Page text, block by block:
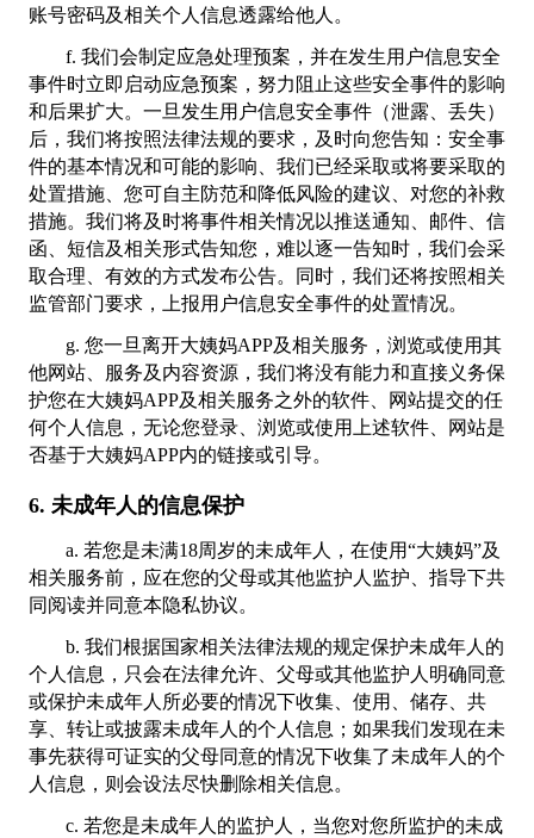
账号密码及相关个人信息透露给他人。
f. 我们会制定应急处理预案，并在发生用户信息安全
事件时立即启动应急预案，努力阻止这些安全事件的影响
和后果扩大。一旦发生用户信息安全事件（泄露、丢失）
后，我们将按照法律法规的要求，及时向您告知：安全事
件的基本情况和可能的影响、我们已经采取或将要采取的
处置措施、您可自主防范和降低风险的建议、对您的补救
措施。我们将及时将事件相关情况以推送通知、邮件、信
函、短信及相关形式告知您，难以逐一告知时，我们会采
取合理、有效的方式发布公告。同时，我们还将按照相关
监管部门要求，上报用户信息安全事件的处置情况。
g. 您一旦离开大姨妈APP及相关服务，浏览或使用其
他网站、服务及内容资源，我们将没有能力和直接义务保
护您在大姨妈APP及相关服务之外的软件、网站提交的任
何个人信息，无论您登录、浏览或使用上述软件、网站是
否基于大姨妈APP内的链接或引导。
6. 未成年人的信息保护
a. 若您是未满18周岁的未成年人，在使用“大姨妈”及
相关服务前，应在您的父母或其他监护人监护、指导下共
同阅读并同意本隐私协议。
b. 我们根据国家相关法律法规的规定保护未成年人的
个人信息，只会在法律允许、父母或其他监护人明确同意
或保护未成年人所必要的情况下收集、使用、储存、共
享、转让或披露未成年人的个人信息；如果我们发现在未
事先获得可证实的父母同意的情况下收集了未成年人的个
人信息，则会设法尽快删除相关信息。
c. 若您是未成年人的监护人，当您对您所监护的未成